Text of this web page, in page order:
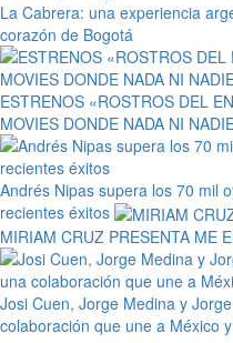
La Cabrera: una experiencia
corazón de Bogotá
ESTRENOS «ROSTROS DEL
MOVIES DONDE NADA NI
Andrés Nipas supera los 70 mil
recientes éxitos
MIRIAM CRUZ PRESENTA ME
Josi Cuen, Jorge Medina y
colaboración que une a México